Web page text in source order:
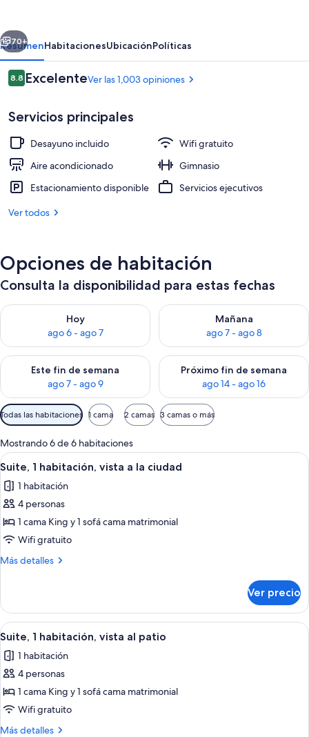
Manhattan
Beach
Servicio de la propiedad
Siguiente
70+
ResumenHabitacionesUbicaciónPolíticas
Opiniones
8.88.8 de 10,
ExcelenteVer las 1,003 opiniones
Servicios principales
Desayuno incluido
Wifi gratuito
Aire acondicionado
Gimnasio
Estacionamiento disponible
Servicios ejecutivos
Ver todos
Opciones de habitación
Consulta la disponibilidad para estas fechas
Hoy
ago 6 - ago 7
Consulta la disponibilidad para hoy ago 6 - ago 7
Mañana
ago 7 - ago 8
Consulta la disponibilidad
Este fin de semana
ago 7 - ago 9
Consulta la disponibilidad para este fin de semana ago 7 -
Próximo fin de semana
ago 14 - ago 16
Consulta la disponibilidad
Filtros
disponibles
para
las
habitaciones
Todas las habitaciones 1 cama 2 camas 3 camas o más
Mostrando 6 de 6 habitaciones
Abrir
todas
las
fotos
de
Suite,
1
a
la
ciudad
Habitación de hotel con cama,
13
Suite, 1 habitación, vista a la ciudad
1 habitación
4 personas
1 cama King y 1 sofá cama matrimonial
Wifi gratuito
Más detalles
Más
1
habitación,
vista
la
ciudad
Ver precio
Abrir
todas
las
fotos
de
Suite,
1
Una sala moderna con sofá, una
13
Suite, 1 habitación, vista al patio
1 habitación
4 personas
1 cama King y 1 sofá cama matrimonial
Wifi gratuito
Más detalles
Más